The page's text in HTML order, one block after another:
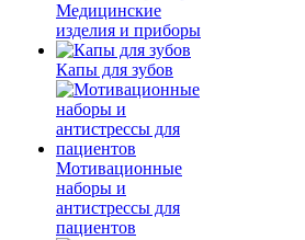
Медицинские
изделия и приборы
Капы для зубов
Мотивационные
наборы и
антистрессы для
пациентов